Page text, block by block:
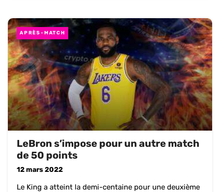
APRÈS-MATCH
LeBron s’impose pour un autre match
de 50 points
12 mars 2022
Le King a atteint la demi-centaine pour une deuxième